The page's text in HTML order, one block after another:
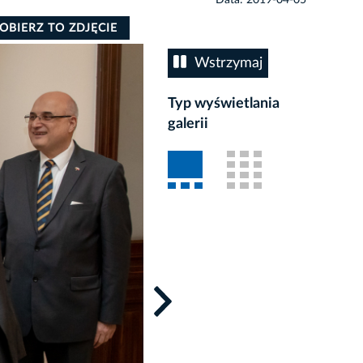
Wstrzymaj
Typ wyświetlania
galerii
TO ZDJĘCIE